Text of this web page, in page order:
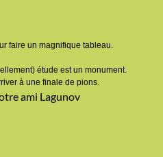
faire un magnifique tableau.
étude est un monument.
à une finale de pions.
ami Lagunov